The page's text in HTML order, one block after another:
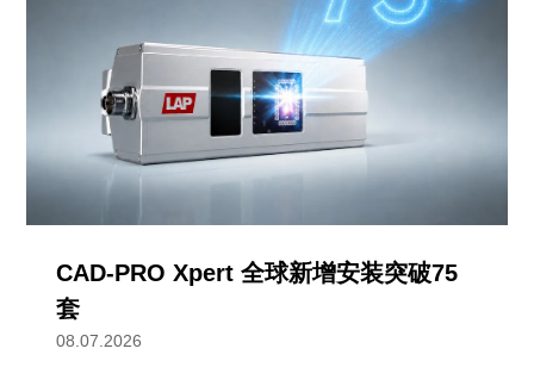
CAD-PRO Xpert 全球新增安装突破75
套
08.07.2026